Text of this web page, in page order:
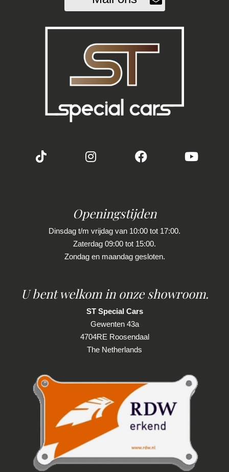
Zij airbag(s) voor
Interieur
Achterbank in delen neerklapbaar
Armsteun achter
Bestuurdersstoel in hoogte verstelbaar
Electronic climate control
Elektrisch verstelb. bestuurdersstoel met
Elektrisch verstelbare passagiersstoel
Lendesteun(en) verstelbaar
Stuur en versnellingspook (kunst)leder
Stuur verwarmd
Voorstoelen verwarmd
op bochtige wegen of comfortabel wilt cruisen
met het panoramadak open – deze Hyundai i30
Waarom jij deze niet wilt missen:
Zeldzaam exemplaar zonder OPF
Technisch en optisch perfect in orde
Geweldige looks & prestaties
Unieke kleurstelling + topuitrusting
Stap in, start de motor, voel de N-ervaring.
deze Clean Slate beauty is er klaar voor!
geven. Er kunnen echter geen rechten worden
advertentie. Vertrouw niet alleen op deze
informatie maar controleer altijd zelf de zaken
welke voor jouw belangrijk zijn en je beslissing
met de verkoper voor aanvullende vragen.
Openingstijden
Dinsdag t/m vrijdag van 10:00 tot 17:00.
Zaterdag 09:00 tot 15:00.
Zondag en maandag gesloten.
U bent welkom in onze showroom.
ST Special Cars
Gewenten 43a
4704RE Roosendaal
The Netherlands